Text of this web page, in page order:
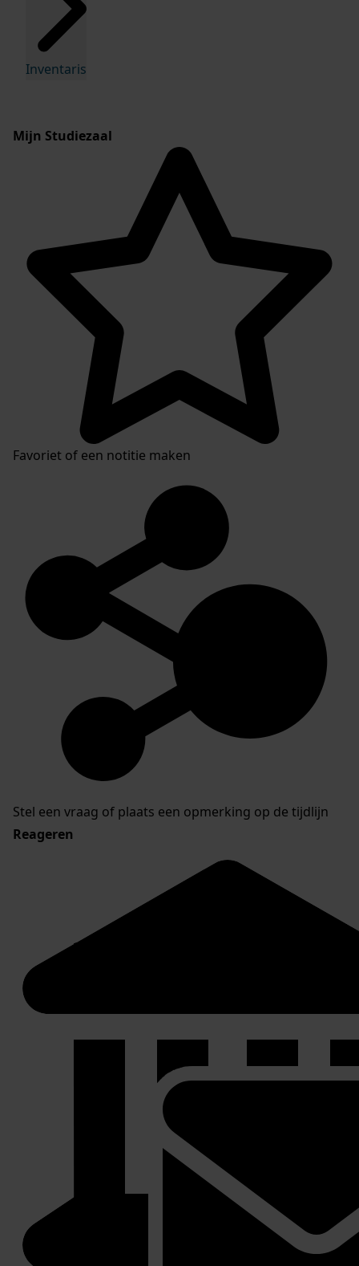
Inventaris
Mijn Studiezaal
Favoriet of een notitie maken
Stel een vraag of plaats een opmerking op de tijdlijn
Reageren